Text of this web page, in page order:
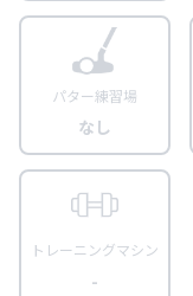
パター練習場
なし
トレーニングマシン
-